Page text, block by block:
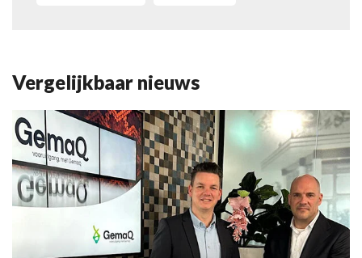
Vergelijkbaar nieuws